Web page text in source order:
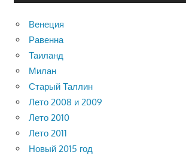
Венеция
Равенна
Таиланд
Милан
Старый Таллин
Лето 2008 и 2009
Лето 2010
Лето 2011
Новый 2015 год